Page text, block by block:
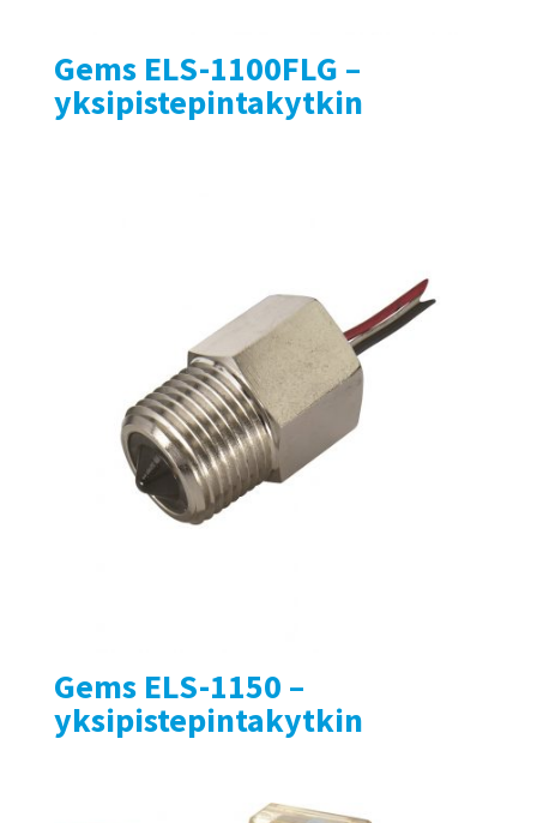
Gems ELS-1100FLG –
yksipistepintakytkin
Gems ELS-1150 –
yksipistepintakytkin